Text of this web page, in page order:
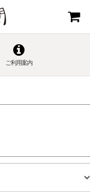
ご利用案内